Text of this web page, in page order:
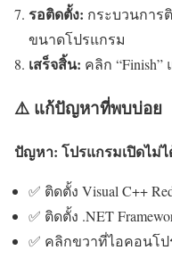
รอติดตั้ง: กระบวนการ
ขนาดโปรแกรม
เสร็จสิ้น: คลิก
⚠️ แก้ปัญหาที่พบบ่อย
ปัญหา: โปรแกรมเปิดไม่
✅ ติดตั้ง Visual C++
✅ ติดตั้ง .NET
✅ คลิกขวาที่ไอคอนโปร